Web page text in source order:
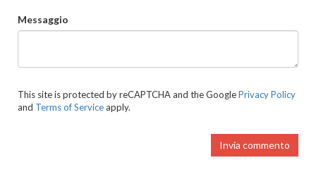
Messaggio
This site is protected by reCAPTCHA and the GooglePrivacy Policy
and Terms of Serviceapply.
Invia commento